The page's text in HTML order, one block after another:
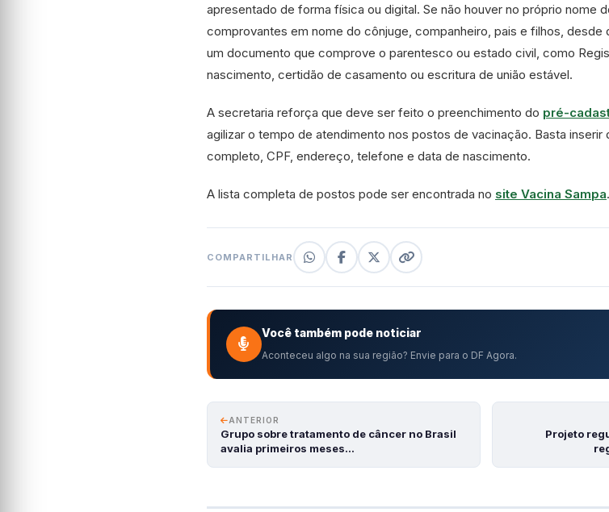
apresentado de forma física ou digital. Se não houver no próprio nome
comprovantes em nome do cônjuge, companheiro, pais e filhos, desde
um documento que comprove o parentesco ou estado civil, como
nascimento, certidão de casamento ou escritura de união estável.
A secretaria reforça que deve ser feito o preenchimento do pré-
agilizar o tempo de atendimento nos postos de vacinação. Basta inserir
completo, CPF, endereço, telefone e data de nascimento.
A lista completa de postos pode ser encontrada no site Vacina Sampa.
COMPARTILHAR
Você também pode noticiar
Aconteceu algo na sua região? Envie para o DF Agora.
ANTERIOR
Grupo sobre tratamento de câncer no Brasil
avalia primeiros meses…
Projeto